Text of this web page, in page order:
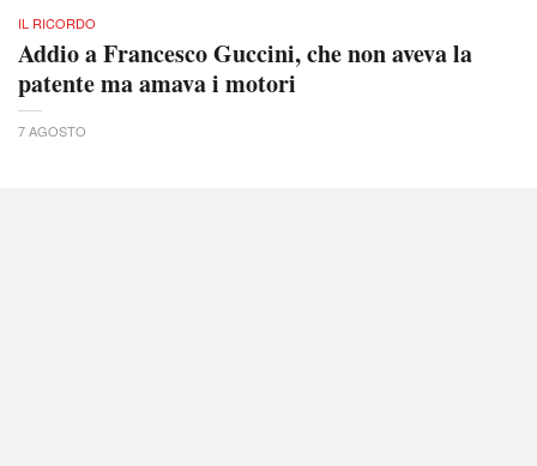
IL RICORDO
Addio a Francesco Guccini, che non aveva la
patente ma amava i motori
7 AGOSTO